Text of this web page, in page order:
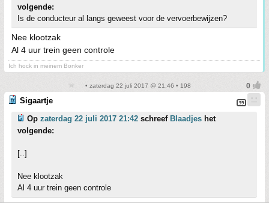
volgende:
Is de conducteur al langs geweest voor de vervoerbewijzen?
Nee klootzak
Al 4 uur trein geen controle
Ich hock in meinem Bonker
• zaterdag 22 juli 2017 @ 21:46 • 198
Sigaartje
Op zaterdag 22 juli 2017 21:42 schreef Blaadjes het
volgende:
[..]
Nee klootzak
Al 4 uur trein geen controle